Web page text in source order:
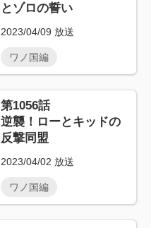
とゾロの誓い
2023/04/09 放送
ワノ国編
第1056話
逆襲！ローとキッドの
反撃同盟
2023/04/02 放送
ワノ国編